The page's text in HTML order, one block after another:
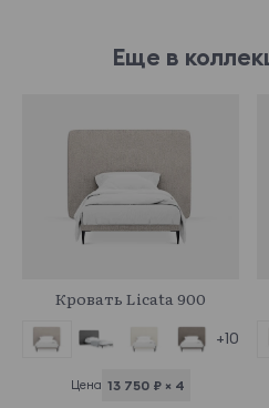
Еще в
Кровать Licata 900
+10
Цена 13 750 ₽ × 4